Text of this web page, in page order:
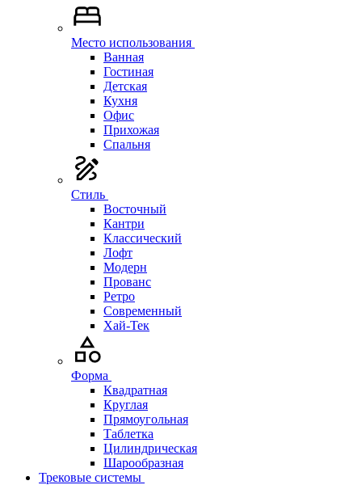
Место использования
Ванная
Гостиная
Детская
Кухня
Офис
Прихожая
Спальня
Стиль
Восточный
Кантри
Классический
Лофт
Модерн
Прованс
Ретро
Современный
Хай-Тек
Форма
Квадратная
Круглая
Прямоугольная
Таблетка
Цилиндрическая
Шарообразная
Трековые системы